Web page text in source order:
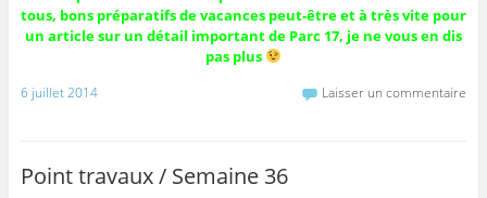
tous, bons préparatifs de vacances peut-être et à très vite pour
un article sur un détail important de Parc 17, je ne vous en dis
pas plus
6 juillet 2014 Laisser un commentaire
Point travaux / Semaine 36